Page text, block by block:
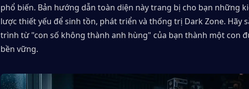
phổ biến. Bản hướng dẫn toàn diện này trang bị cho bạn những
lược thiết yếu để sinh tồn, phát triển và thống trị Dark Zone. Hãy
trình từ "con số không thành anh hùng" của bạn thành một con
bền vững.